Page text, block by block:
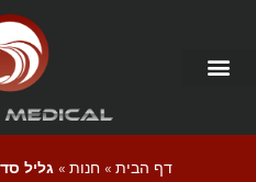
דף הבית » חנות » גליל סדין 100 מטר – 3